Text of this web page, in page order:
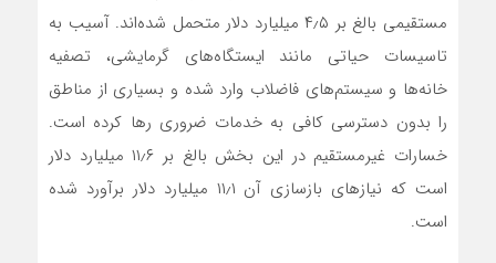
مستقیمی بالغ بر ۴٫۵ میلیارد دلار متحمل شده‌اند. آسیب به
تاسیسات حیاتی مانند ایستگاه‌های گرمایشی، تصفیه
خانه‌ها و سیستم‌های فاضلاب وارد شده و بسیاری از مناطق
را بدون دسترسی کافی به خدمات ضروری رها کرده است.
خسارات غیرمستقیم در این بخش بالغ بر ۱۱٫۶ میلیارد دلار
است که نیازهای بازسازی آن ۱۱٫۱ میلیارد دلار برآورد شده
است.